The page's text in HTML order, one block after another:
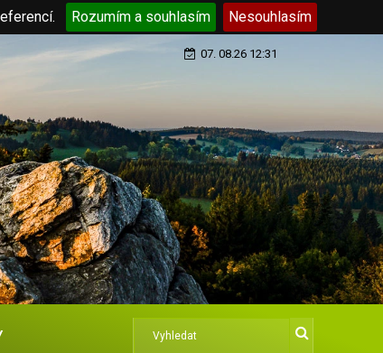
Rozumím a souhlasím Nesouhlasím
07. 08.26 12:31